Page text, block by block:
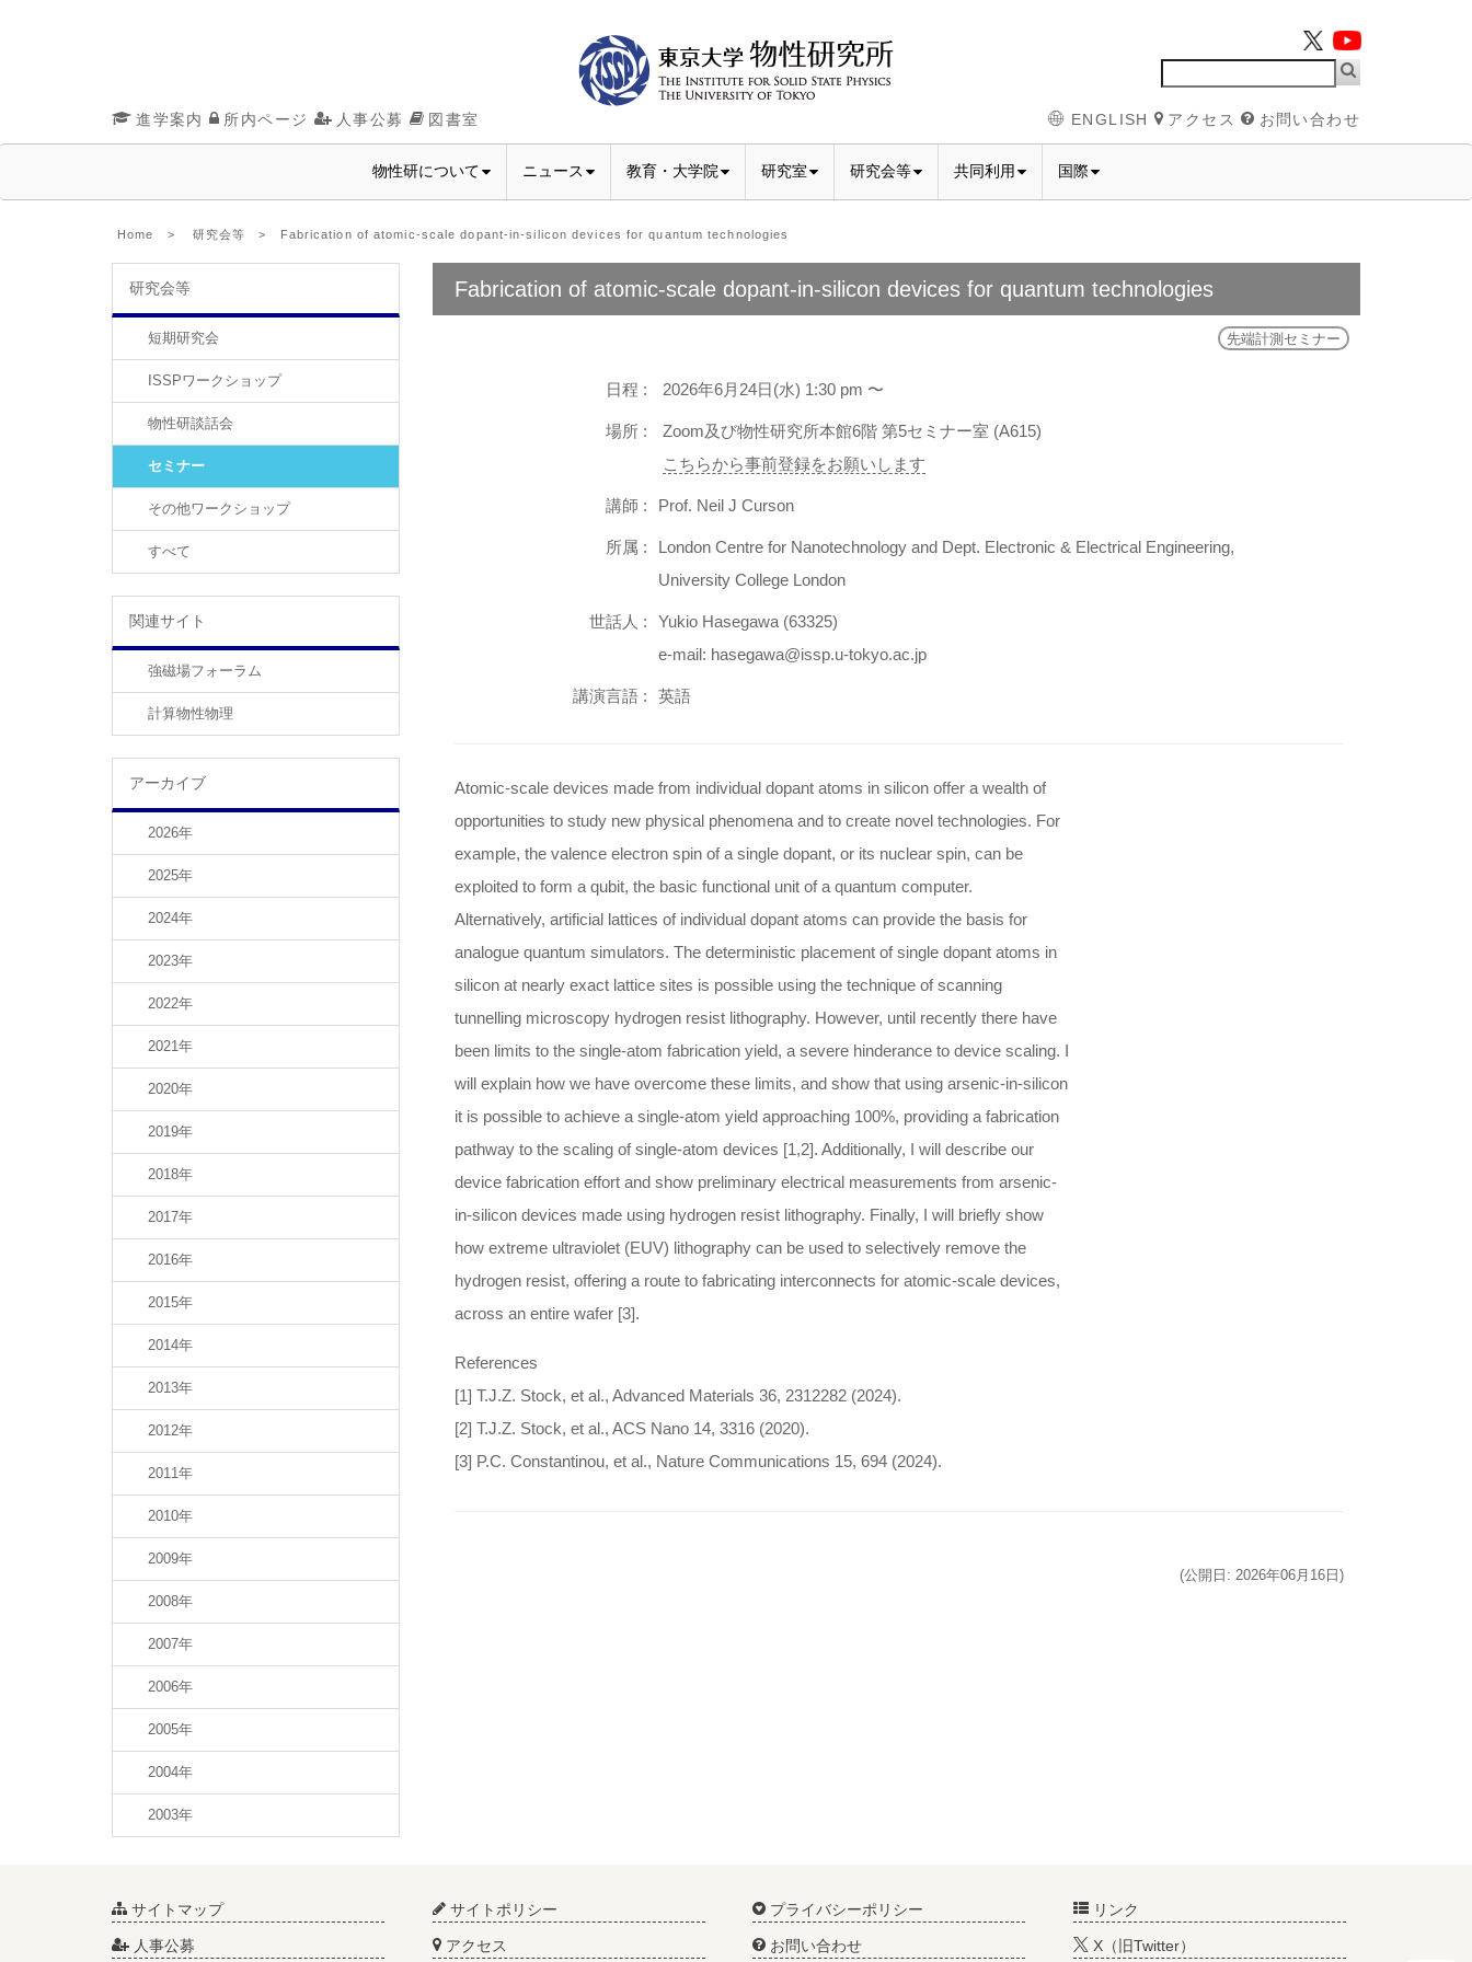
進学案内 所内ページ 人事公募 図書室 ENGLISH アクセス お問い合わせ
物性研について ニュース 教育・大学院 研究室 研究会等 共同利用 国際
Home > 研究会等 > Fabrication of atomic-scale dopant-in-silicon devices for quantum technologies
研究会等
短期研究会
ISSPワークショップ
物性研談話会
セミナー
その他ワークショップ
すべて
関連サイト
強磁場フォーラム
計算物性物理
アーカイブ
2026年
2025年
2024年
2023年
2022年
2021年
2020年
2019年
2018年
2017年
2016年
2015年
2014年
2013年
2012年
2011年
2010年
2009年
2008年
2007年
2006年
2005年
2004年
2003年
Fabrication of atomic-scale dopant-in-silicon devices for quantum technologies
先端計測セミナー
日程 : 2026年6月24日(水) 1:30 pm 〜
場所 :
Zoom及び物性研究所本館6階 第5セミナー室 (A615)
こちらから事前登録をお願いします
講師 : Prof. Neil J Curson
所属 :
London Centre for Nanotechnology and Dept. Electronic & Electrical Engineering,
University College London
世話人 :
Yukio Hasegawa (63325)
e-mail: hasegawa@issp.u-tokyo.ac.jp
講演言語 : 英語
Atomic-scale devices made from individual dopant atoms in silicon offer a wealth of
opportunities to study new physical phenomena and to create novel technologies. For
example, the valence electron spin of a single dopant, or its nuclear spin, can be
exploited to form a qubit, the basic functional unit of a quantum computer.
Alternatively, artificial lattices of individual dopant atoms can provide the basis for
analogue quantum simulators. The deterministic placement of single dopant atoms in
silicon at nearly exact lattice sites is possible using the technique of scanning
tunnelling microscopy hydrogen resist lithography. However, until recently there have
been limits to the single-atom fabrication yield, a severe hinderance to device scaling. I
will explain how we have overcome these limits, and show that using arsenic-in-silicon
it is possible to achieve a single-atom yield approaching 100%, providing a fabrication
pathway to the scaling of single-atom devices [1,2]. Additionally, I will describe our
device fabrication effort and show preliminary electrical measurements from arsenic-
in-silicon devices made using hydrogen resist lithography. Finally, I will briefly show
how extreme ultraviolet (EUV) lithography can be used to selectively remove the
hydrogen resist, offering a route to fabricating interconnects for atomic-scale devices,
across an entire wafer [3].
References
[1] T.J.Z. Stock, et al., Advanced Materials 36, 2312282 (2024).
[2] T.J.Z. Stock, et al., ACS Nano 14, 3316 (2020).
[3] P.C. Constantinou, et al., Nature Communications 15, 694 (2024).
(公開日: 2026年06月16日)
サイトマップ サイトポリシー プライバシーポリシー リンク
人事公募 アクセス お問い合わせ X（旧Twitter）